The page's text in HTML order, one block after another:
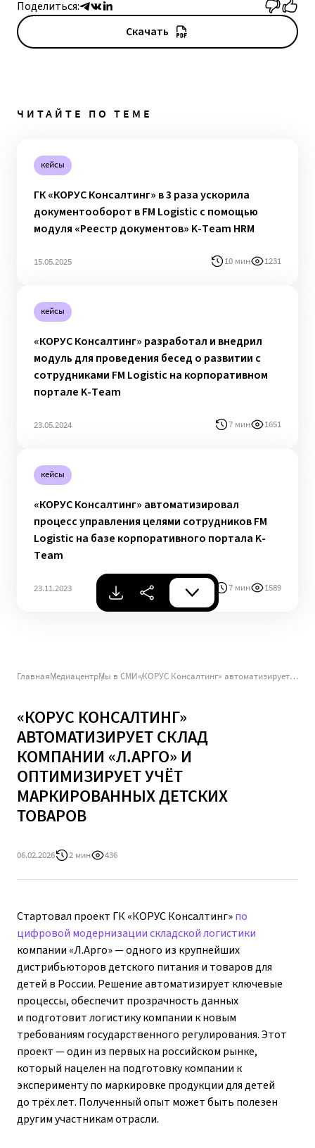
Поделиться:
Скачать
ЧИТАЙТЕ ПО ТЕМЕ
кейсы
ГК «КОРУС Консалтинг» в 3 раза ускорила
документооборот в FM Logistic с помощью
модуля «Реестр документов» K-Team HRM
15.05.2025 10 мин 1231
кейсы
«КОРУС Консалтинг» разработал и внедрил
модуль для проведения бесед о развитии с
сотрудниками FM Logistic на корпоративном
портале K-Team
23.05.2024 7 мин 1651
кейсы
«КОРУС Консалтинг» автоматизировал
процесс управления целями сотрудников FM
Logistic на базе корпоративного портала K-
Team
23.11.2023 7 мин 1589
ГлавнаяМедиацентрМы в СМИ «КОРУС Консалтинг» автоматизирует склад компании «Л.Арго» и оптимизирует учёт маркированных детских товаров
«КОРУС КОНСАЛТИНГ»
АВТОМАТИЗИРУЕТ СКЛАД
КОМПАНИИ «Л.АРГО» И
ОПТИМИЗИРУЕТ УЧЁТ
МАРКИРОВАННЫХ ДЕТСКИХ
ТОВАРОВ
06.02.2026 2 мин 436
Стартовал проект ГК «КОРУС Консалтинг»по
цифровой модернизации складской логистики
компании «Л.Арго» — одного из крупнейших
дистрибьюторов детского питания и товаров для
детей в России. Решение автоматизирует ключевые
процессы, обеспечит прозрачность данных
и подготовит логистику компании к новым
требованиям государственного регулирования. Этот
проект — один из первых на российском рынке,
который нацелен на подготовку компании к
эксперименту по маркировке продукции для детей
до трёх лет. Полученный опыт может быть полезен
другим участникам отрасли.